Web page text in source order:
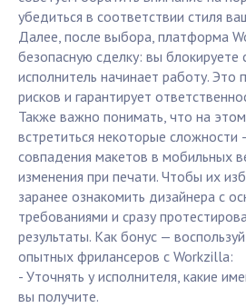
убедиться в соответствии стиля
Далее, после выбора, платформа
безопасную сделку: вы блокируете
исполнитель начинает работу. Это
рисков и гарантирует
Также важно понимать, что на
встретиться некоторые сложности
совпадения макетов в мобильных
изменения при печати. Чтобы их
заранее ознакомить дизайнера с
требованиями и сразу
результаты. Как бонус —
опытных фрилансеров с Workzilla:
- Уточнять у исполнителя, какие
вы получите.